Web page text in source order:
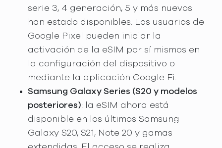
serie 3, 4 generación, 5 y más nuevos
han estado disponibles. Los usuarios de
Google Pixel pueden iniciar la
activación de la eSIM por sí mismos en
la configuración del dispositivo o
mediante la aplicación Google Fi.
Samsung Galaxy Series (S20 y modelos
posteriores): la eSIM ahora está
disponible en los últimos Samsung
Galaxy S20, S21, Note 20 y gamas